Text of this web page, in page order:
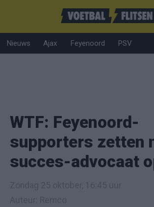
Nieuws Ajax Feyenoord PSV
WTF: Feyenoord-
supporters zetten
succes-advocaat